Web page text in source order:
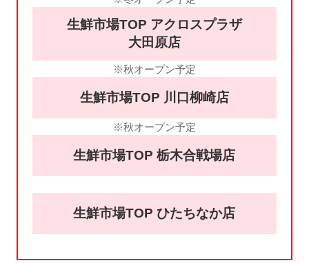
生鮮市場TOP アクロスプラザ
大田原店
※秋オープン予定
生鮮市場TOP 川口柳崎店
※秋オープン予定
生鮮市場TOP 栃木合戦場店
生鮮市場TOP ひたちなか店